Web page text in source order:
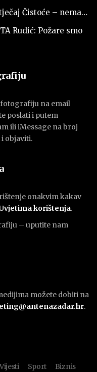
Čistoće – nema…
Rudić: Požare smo
na email
poslati i putem
ili iMessage na broj
i objaviti.
onakvim kakav
vjetima korištenja.
– uputite nam
možete dobiti na
.
Vijesti Sport Biznis